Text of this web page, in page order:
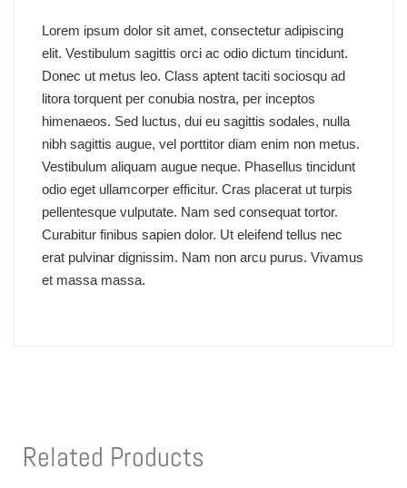
Lorem ipsum dolor sit amet, consectetur adipiscing
elit. Vestibulum sagittis orci ac odio dictum tincidunt.
Donec ut metus leo. Class aptent taciti sociosqu ad
litora torquent per conubia nostra, per inceptos
himenaeos. Sed luctus, dui eu sagittis sodales, nulla
nibh sagittis augue, vel porttitor diam enim non metus.
Vestibulum aliquam augue neque. Phasellus tincidunt
odio eget ullamcorper efficitur. Cras placerat ut turpis
pellentesque vulputate. Nam sed consequat tortor.
Curabitur finibus sapien dolor. Ut eleifend tellus nec
erat pulvinar dignissim. Nam non arcu purus. Vivamus
et massa massa.
Related Products